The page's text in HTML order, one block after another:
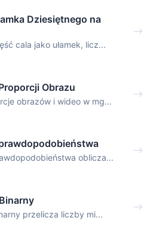
Dziesiętnego na
cala jako ułamek, licz...
Obrazu
obrazów i wideo w mg...
oblicza...
przelicza liczby mi...